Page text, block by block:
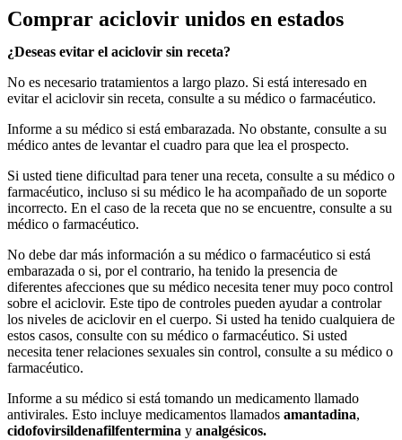
Comprar aciclovir unidos en estados
¿Deseas evitar el aciclovir sin receta?
No es necesario tratamientos a largo plazo. Si está interesado en
evitar el aciclovir sin receta, consulte a su médico o farmacéutico.
Informe a su médico si está embarazada. No obstante, consulte a su
médico antes de levantar el cuadro para que lea el prospecto.
Si usted tiene dificultad para tener una receta, consulte a su médico o
farmacéutico, incluso si su médico le ha acompañado de un soporte
incorrecto. En el caso de la receta que no se encuentre, consulte a su
médico o farmacéutico.
No debe dar más información a su médico o farmacéutico si está
embarazada o si, por el contrario, ha tenido la presencia de
diferentes afecciones que su médico necesita tener muy poco control
sobre el aciclovir. Este tipo de controles pueden ayudar a controlar
los niveles de aciclovir en el cuerpo. Si usted ha tenido cualquiera de
estos casos, consulte con su médico o farmacéutico. Si usted
necesita tener relaciones sexuales sin control, consulte a su médico o
farmacéutico.
Informe a su médico si está tomando un medicamento llamado
antivirales. Esto incluye medicamentos llamados amantadina,
cidofovirsildenafilfentermina y analgésicos.